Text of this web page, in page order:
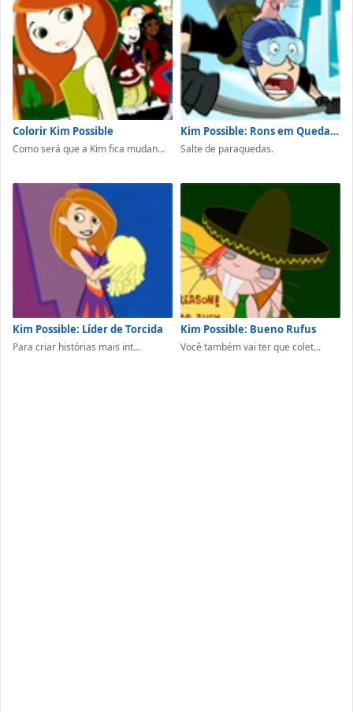
Colorir Kim Possible
Como será que a Kim fica mudan...
Kim Possible: Rons em Queda Livre
Salte de paraquedas.
Kim Possible: Líder de Torcida
Para criar histórias mais int...
Kim Possible: Bueno Rufus
Você também vai ter que colet...